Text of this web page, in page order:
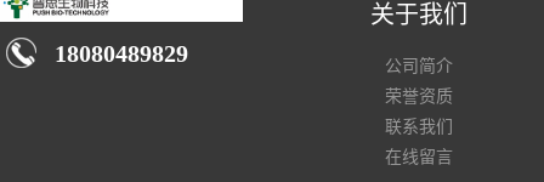
18080489829
关于我们
公司简介
荣誉资质
联系我们
在线留言